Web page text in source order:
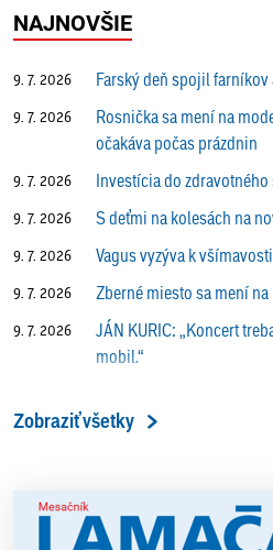
NAJNOVŠIE
9. 7. 2026 Farský deň spojil
9. 7. 2026
Rosnička sa mení na
očakáva počas prázdnin
9. 7. 2026 Investícia do
9. 7. 2026 S deťmi na kolesách na
9. 7. 2026 Vagus vyzýva k
9. 7. 2026 Zberné miesto sa mení
9. 7. 2026
JÁN KURIC: „Koncert
mobil.“
9. 7. 2026
ALENA PETÁKOVÁ:
výborný šach aj
Zobraziť všetky